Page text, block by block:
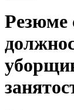
Резюме